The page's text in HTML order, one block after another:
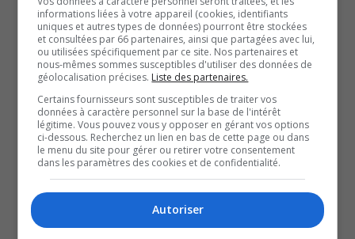
à-dire, de soulever les murs de bois d’environ 38 000
livres, avec une grue, pour ensuite les réparer, mentionne
Robert Molenge, ingénieur et chargé de projet au
ministère des Transports.
Dans le dernier mois, l’équipe a réussi à enlever le toit
et le platelage.
Pour les prochaines semaines, le défi va être de
remettre la structure rénovée, sans l’abîmer.
Dès que les modifications vont être terminées, des
véhicules plus lourds pourront également circuler sur le
informations liées à votre appareil (cookies, identifiants
uniques et autres types de données) pourront être stockées
et consultées par 66 partenaires, ainsi que partagées avec lui,
ou utilisées spécifiquement par ce site. Nos partenaires et
nous-mêmes sommes susceptibles d'utiliser des données de
géolocalisation précises. Liste des partenaires.
Certains fournisseurs sont susceptibles de traiter vos
données à caractère personnel sur la base de l'intérêt
légitime. Vous pouvez vous y opposer en gérant vos options
ci-dessous. Recherchez un lien en bas de cette page ou dans
le menu du site pour gérer ou retirer votre consentement
dans les paramètres des cookies et de confidentialité.
Autoriser